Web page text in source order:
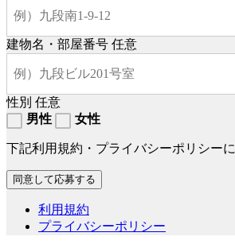
建物名・部屋番号 任意
性別 任意
男性
女性
下記利用規約・プライバシーポリシーに
利用規約
プライバシーポリシー